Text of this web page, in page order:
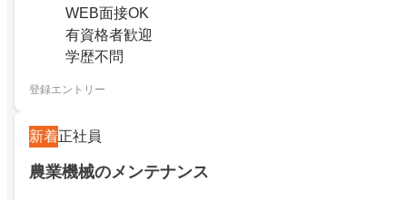
WEB面接OK
有資格者歓迎
学歴不問
登録エントリー
新着正社員
農業機械のメンテナンス